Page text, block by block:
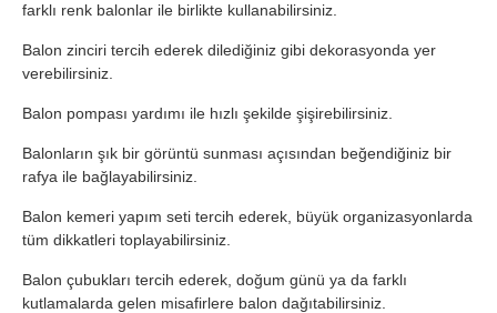
farklı renk balonlar ile birlikte kullanabilirsiniz.
Balon zinciri tercih ederek dilediğiniz gibi dekorasyonda yer
verebilirsiniz.
Balon pompası yardımı ile hızlı şekilde şişirebilirsiniz.
Balonların şık bir görüntü sunması açısından beğendiğiniz bir
rafya ile bağlayabilirsiniz.
Balon kemeri yapım seti tercih ederek, büyük organizasyonlarda
tüm dikkatleri toplayabilirsiniz.
Balon çubukları tercih ederek, doğum günü ya da farklı
kutlamalarda gelen misafirlere balon dağıtabilirsiniz.